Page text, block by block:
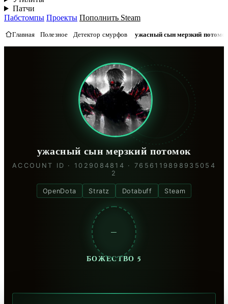
Патчи
Пабстомпы Проекты Пополнить Steam
Главная Полезное Детектор смурфов ужасный сын мерзкий
ужасный сын мерзкий потомок
ACCOUNT ID · 1029084814 · 7656119898935054
2
OpenDota Stratz Dotabuff Steam
—
БОЖЕСТВО 5